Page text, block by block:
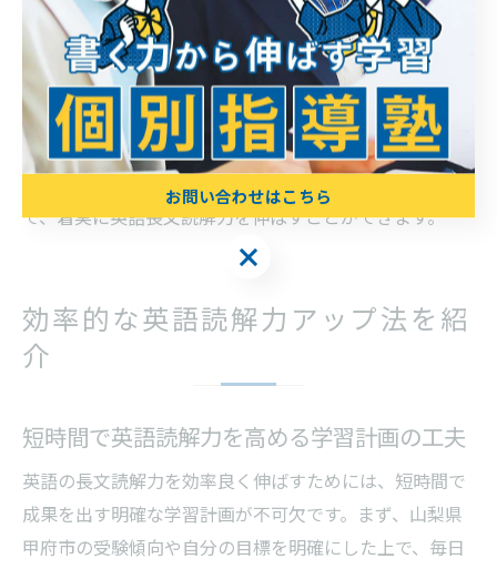
確に読み取るトレーニングも効果的です。甲府市の学習
塾や英語教室では、過去問演習や模擬試験を通じて実践
力を養う指導が行われています。
さらに、定期的な振り返りや先生からのフィードバック
を活用することで、弱点克服や成果の実感につながりま
す。これらのポイントを意識した学習を積み重ねること
で、着実に英語長文読解力を伸ばすことができます。
効率的な英語読解力アップ法を紹
介
短時間で英語読解力を高める学習計画の工夫
英語の長文読解力を効率良く伸ばすためには、短時間で
成果を出す明確な学習計画が不可欠です。まず、山梨県
甲府市の受験傾向や自分の目標を明確にした上で、毎日
お問い合わせはこちら
お問い合わせはこちら